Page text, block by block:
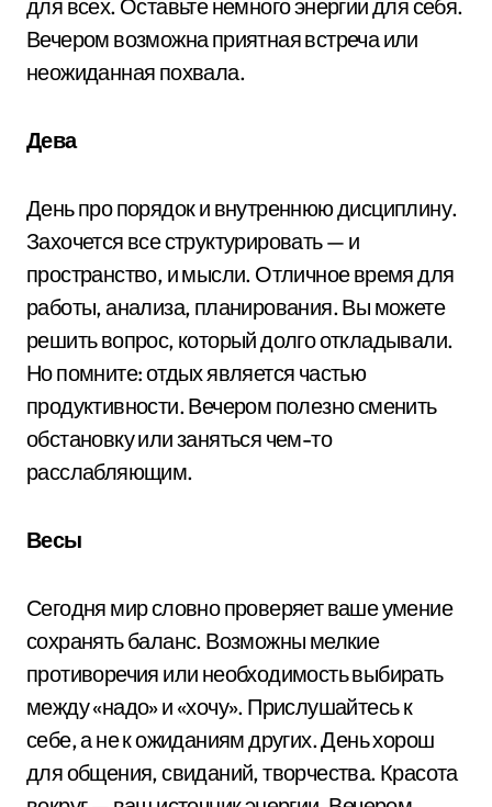
для всех. Оставьте немного энергии для себя.
Вечером возможна приятная встреча или
неожиданная похвала.
Дева
День про порядок и внутреннюю дисциплину.
Захочется все структурировать — и
пространство, и мысли. Отличное время для
работы, анализа, планирования. Вы можете
решить вопрос, который долго откладывали.
Но помните: отдых является частью
продуктивности. Вечером полезно сменить
обстановку или заняться чем-то
расслабляющим.
Весы
Сегодня мир словно проверяет ваше умение
сохранять баланс. Возможны мелкие
противоречия или необходимость выбирать
между «надо» и «хочу». Прислушайтесь к
себе, а не к ожиданиям других. День хорош
для общения, свиданий, творчества. Красота